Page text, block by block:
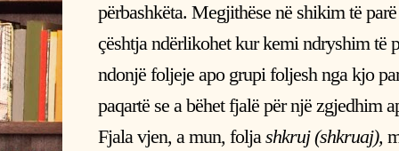
përbashkëta. Megjithëse në shikim të
çështja ndërlikohet kur kemi ndryshim të
ndonjë foljeje apo grupi foljesh nga kjo
paqartë se a bëhet fjalë për një zgjedhim
Fjala vjen, a mun, foljashkruj (shkruaj),